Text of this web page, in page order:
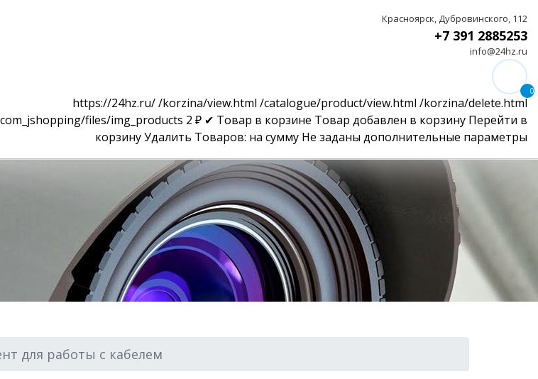
Красноярск, Дубровинского, 112
+7 391 2885253
info@24hz.ru
0
https://24hz.ru//korzina/view.html /catalogue/product/view.html /korzina/delete.html
files/img_products 2 ₽ ✔ Товар в корзине Товар добавлен в корзину Перейти в
корзинуУдалить Товаров: на сумму Не заданы дополнительные параметры
для работы с кабелем